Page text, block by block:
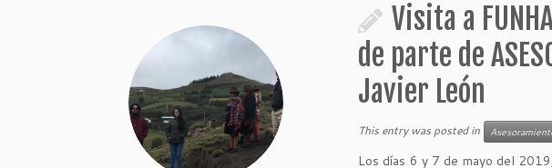
Visita a
de parte de
Javier León
This entry was posted in
Los días 6 y 7 de mayo del